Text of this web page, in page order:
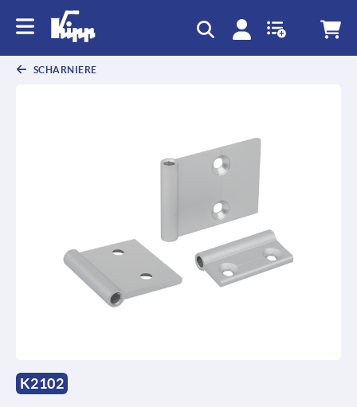
SCHARNIERE
K2102